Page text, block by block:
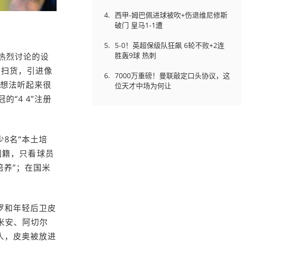
烈讨论的设
货，引进像
法听起来很
的“4 4”注册
8名“本土培
，只看球员
”；在国米
和年轻后卫皮
安、阿切尔
，皮奥被放进
西甲-姆巴佩进球被吹+伤退维尼修斯
破门 皇马1-1遭
5-0！英超保级队狂飙 6轮不败+2连
胜轰9球 热刺
7000万重磅！曼联敲定口头协议，这
位天才中场为何让